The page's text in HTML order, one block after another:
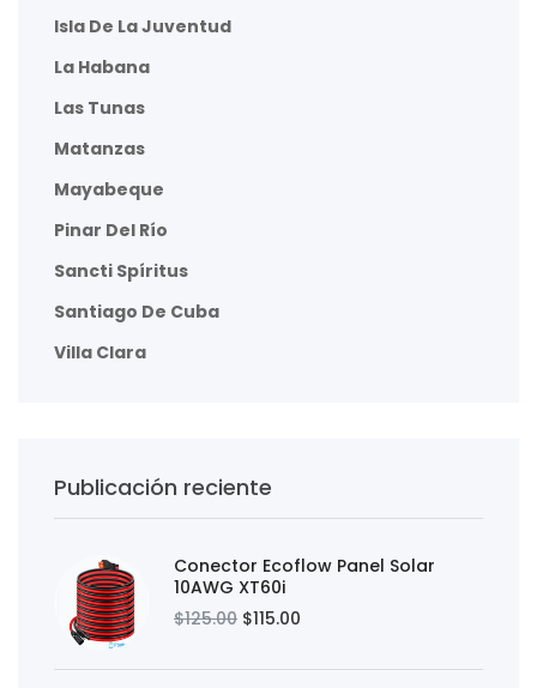
Isla De La Juventud
La Habana
Las Tunas
Matanzas
Mayabeque
Pinar Del Río
Sancti Spíritus
Santiago De Cuba
Villa Clara
Publicación reciente
Conector Ecoflow Panel Solar
10AWG XT60i
$125.00 $115.00